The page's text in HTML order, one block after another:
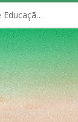
Políticas Municipais aprovadas pelo Conselho Municipal de Educação (CME)